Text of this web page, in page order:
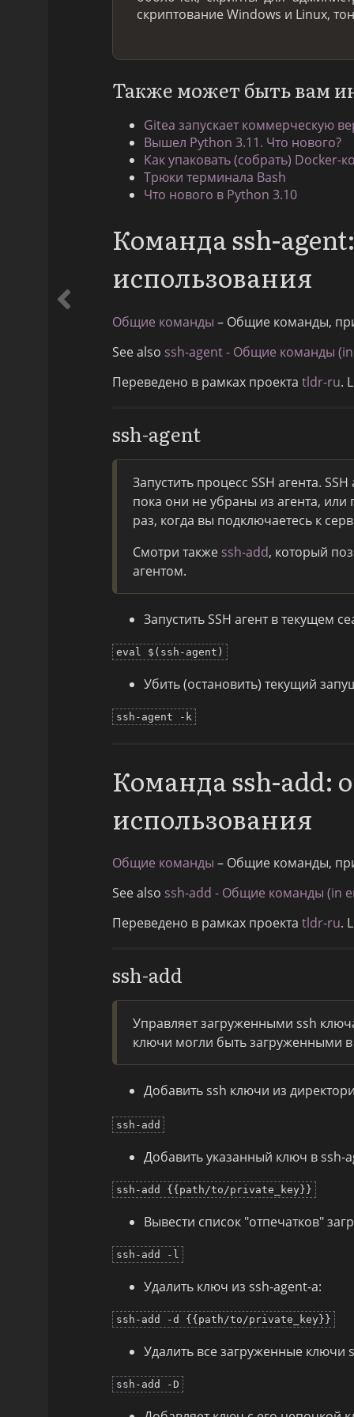
скриптование Windows и Linux,
Также может быть вам
Gitea запускает коммерческую
Вышел Python 3.11. Что нового?
Как упаковать (собрать) Docker-
Трюки терминала Bash
Что нового в Python 3.10
Команда ssh-
использования
Общие команды – Общие команды,
See also ssh-agent - Общие команды
Переведено в рамках проекта tldr-ru.
ssh-agent
Запустить процесс SSH агента.
пока они не убраны из агента,
раз, когда вы подключаетесь к
Смотри также ssh-add, который
агентом.
Запустить SSH агент в текущем
eval $(ssh-agent)
Убить (остановить) текущий
ssh-agent -k
Команда ssh-
использования
Общие команды – Общие команды,
See also ssh-add - Общие команды (in
Переведено в рамках проекта tldr-ru.
ssh-add
Управляет загруженными ssh
ключи могли быть загруженными в
Добавить ssh ключи из
ssh-add
Добавить указанный ключ в ssh-
ssh-add {{path/to/private_key}}
Вывести список "отпечатков"
ssh-add -l
Удалить ключ из ssh-agent-а:
ssh-add -d {{path/to/private_key}}
Удалить все загруженные ключи
ssh-add -D